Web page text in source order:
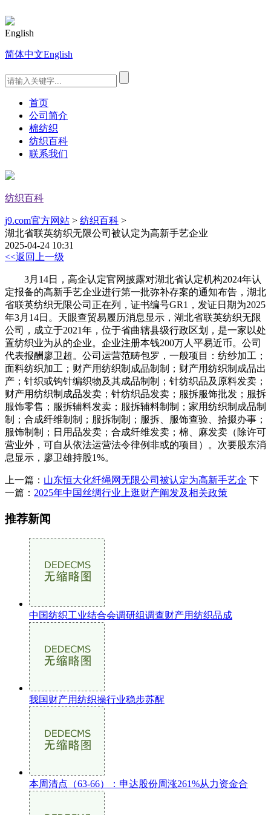
English
简体中文English
首页
公司简介
棉纺织
纺织百科
联系我们
纺织百科
j9.com官方网站 > 纺织百科 >
湖北省联英纺织无限公司被认定为高新手艺企业
2025-04-24 10:31
<<返回上一级
3月14日，高企认定官网披露对湖北省认定机构2024年认
定报备的高新手艺企业进行第一批弥补存案的通知布告，湖北
省联英纺织无限公司正在列，证书编号GR1，发证日期为2025
年3月14日。天眼查贸易履历消息显示，湖北省联英纺织无限
公司，成立于2021年，位于省曲辖县级行政区划，是一家以处
置纺织业为从的企业。企业注册本钱200万人平易近币。公司
代表报酬廖卫超。公司运营范畴包罗，一般项目：纺纱加工；
面料纺织加工；财产用纺织制成品制制；财产用纺织制成品出
产；针织或钩针编织物及其成品制制；针纺织品及原料发卖；
财产用纺织制成品发卖；针纺织品发卖；服拆服饰批发；服拆
服饰零售；服拆辅料发卖；服拆辅料制制；家用纺织制成品制
制；合成纤维制制；服拆制制；服拆、服饰查验、拾掇办事；
服饰制制；日用品发卖；合成纤维发卖；棉、麻发卖（除许可
营业外，可自从依法运营法令律例非或的项目）。次要股东消
息显示，廖卫雄持股1%。
上一篇： 山东恒大化纤绳网无限公司被认定为高新手艺企 下
一篇： 2025年中国丝绸行业上逛财产阐发及相关政策
推荐新闻
中国纺织工业结合会调研组调查财产用纺织品成
我国财产用纺织操行业稳步苏醒
本周清点（63-66）：申达股份周涨261%从力资金合